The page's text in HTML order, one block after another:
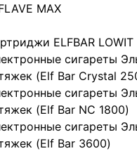
MAX
ELFBAR
сигареты
(Elf Bar Crystal
сигареты
(Elf Bar NC 1800)
сигареты
(Elf Bar 3600)